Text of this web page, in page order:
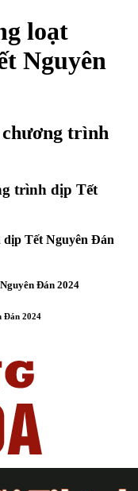
loạt
Nguyên
trình
trình dịp Tết
Tết Nguyên Đán
Đán 2024
Đán 2024